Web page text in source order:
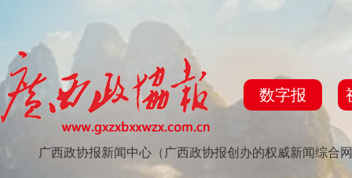
数字报
广西政协报新闻中心（广西政协报创办的权威新闻综合